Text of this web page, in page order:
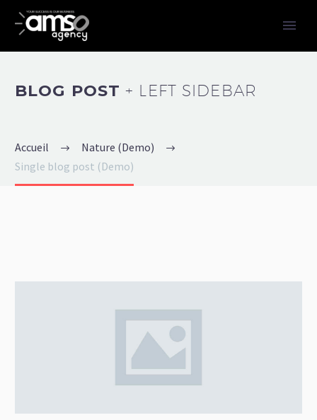
BLOG POST+ LEFT SIDEBAR
Accueil
Nature (Demo)
Single blog post (Demo)